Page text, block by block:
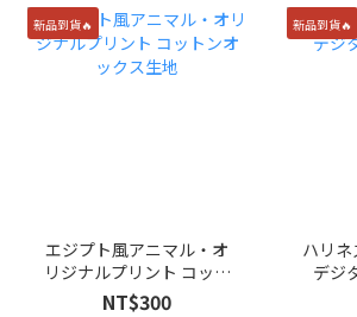
新品到貨🔥
エジプト風アニマル・オ
リジナルプリント コット
ンオックス生地
NT$300
新品到貨🔥
ハリ
デジ